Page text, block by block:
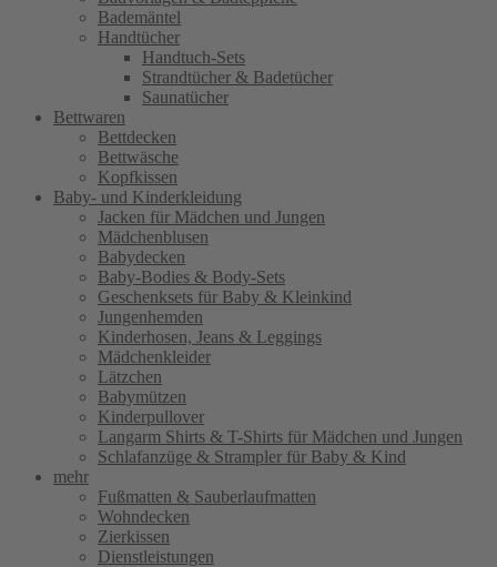
Bademäntel
Handtücher
Handtuch-Sets
Strandtücher & Badetücher
Saunatücher
Bettwaren
Bettdecken
Bettwäsche
Kopfkissen
Baby- und Kinderkleidung
Jacken für Mädchen und Jungen
Mädchenblusen
Babydecken
Baby-Bodies & Body-Sets
Geschenksets für Baby & Kleinkind
Jungenhemden
Kinderhosen, Jeans & Leggings
Mädchenkleider
Lätzchen
Babymützen
Kinderpullover
Langarm Shirts & T-Shirts für Mädchen und Jungen
Schlafanzüge & Strampler für Baby & Kind
mehr
Fußmatten & Sauberlaufmatten
Wohndecken
Zierkissen
Dienstleistungen